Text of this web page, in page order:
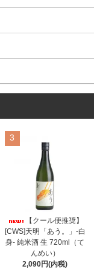
3
【クール便推奨】
[CWS]天明「あう。」-白
身- 純米酒 生 720ml（て
んめい）
2,090円(内税)